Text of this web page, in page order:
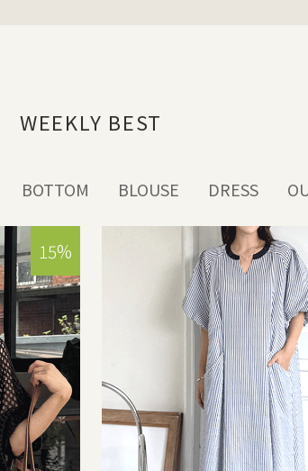
WEEKLY BEST
BOTTOM BLOUSE DRESS
15%